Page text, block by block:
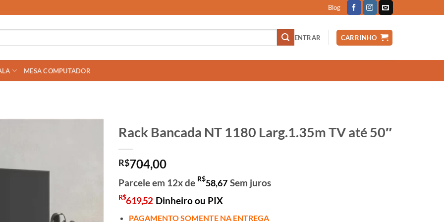
Blog
ENTRAR CARRINHO
MESA COMPUTADOR
Rack Bancada NT 1180 Larg.1.35m TV até 50″
R$704,00
Parcele em 12x de R$58,67 Sem juros
R$619,52 Dinheiro ou PIX
PAGAMENTO SOMENTE NA ENTREGA